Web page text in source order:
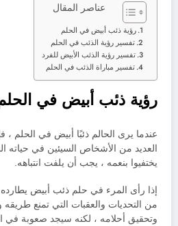
عناصر المقال
رؤية ذئب أبيض في الحلم
تفسير رؤية الذئب في الحلم
تفسير رؤية الذئب الأبيض للفرد
تفسير مباراة الذئب في الحلم
رؤية ذئب أبيض في
عندما يرى الحالم ذئبًا أبيض في الحلم
العديد من الأشخاص السيئين في حياته
يختفيوا بنعمه ، يجب أن يلفت انتباهه.
إذا رأى المرء في حلم ذئب أبيض
من التحديات والعقبات التي تمنع
وتحقيق أحلامه ، لكنه سيجد صعوبة في